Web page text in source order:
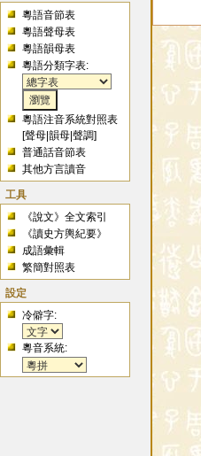
粵語音節表
粵語聲母表
粵語韻母表
粵語分類字表:
粵語注音系統對照表
[聲母 |韻母 |聲調]
普通話音節表
其他方言讀音
工具
《說文》全文索引
《讀史方輿紀要》
成語彙輯
繁簡對照表
設定
冷僻字:
粵音系統: